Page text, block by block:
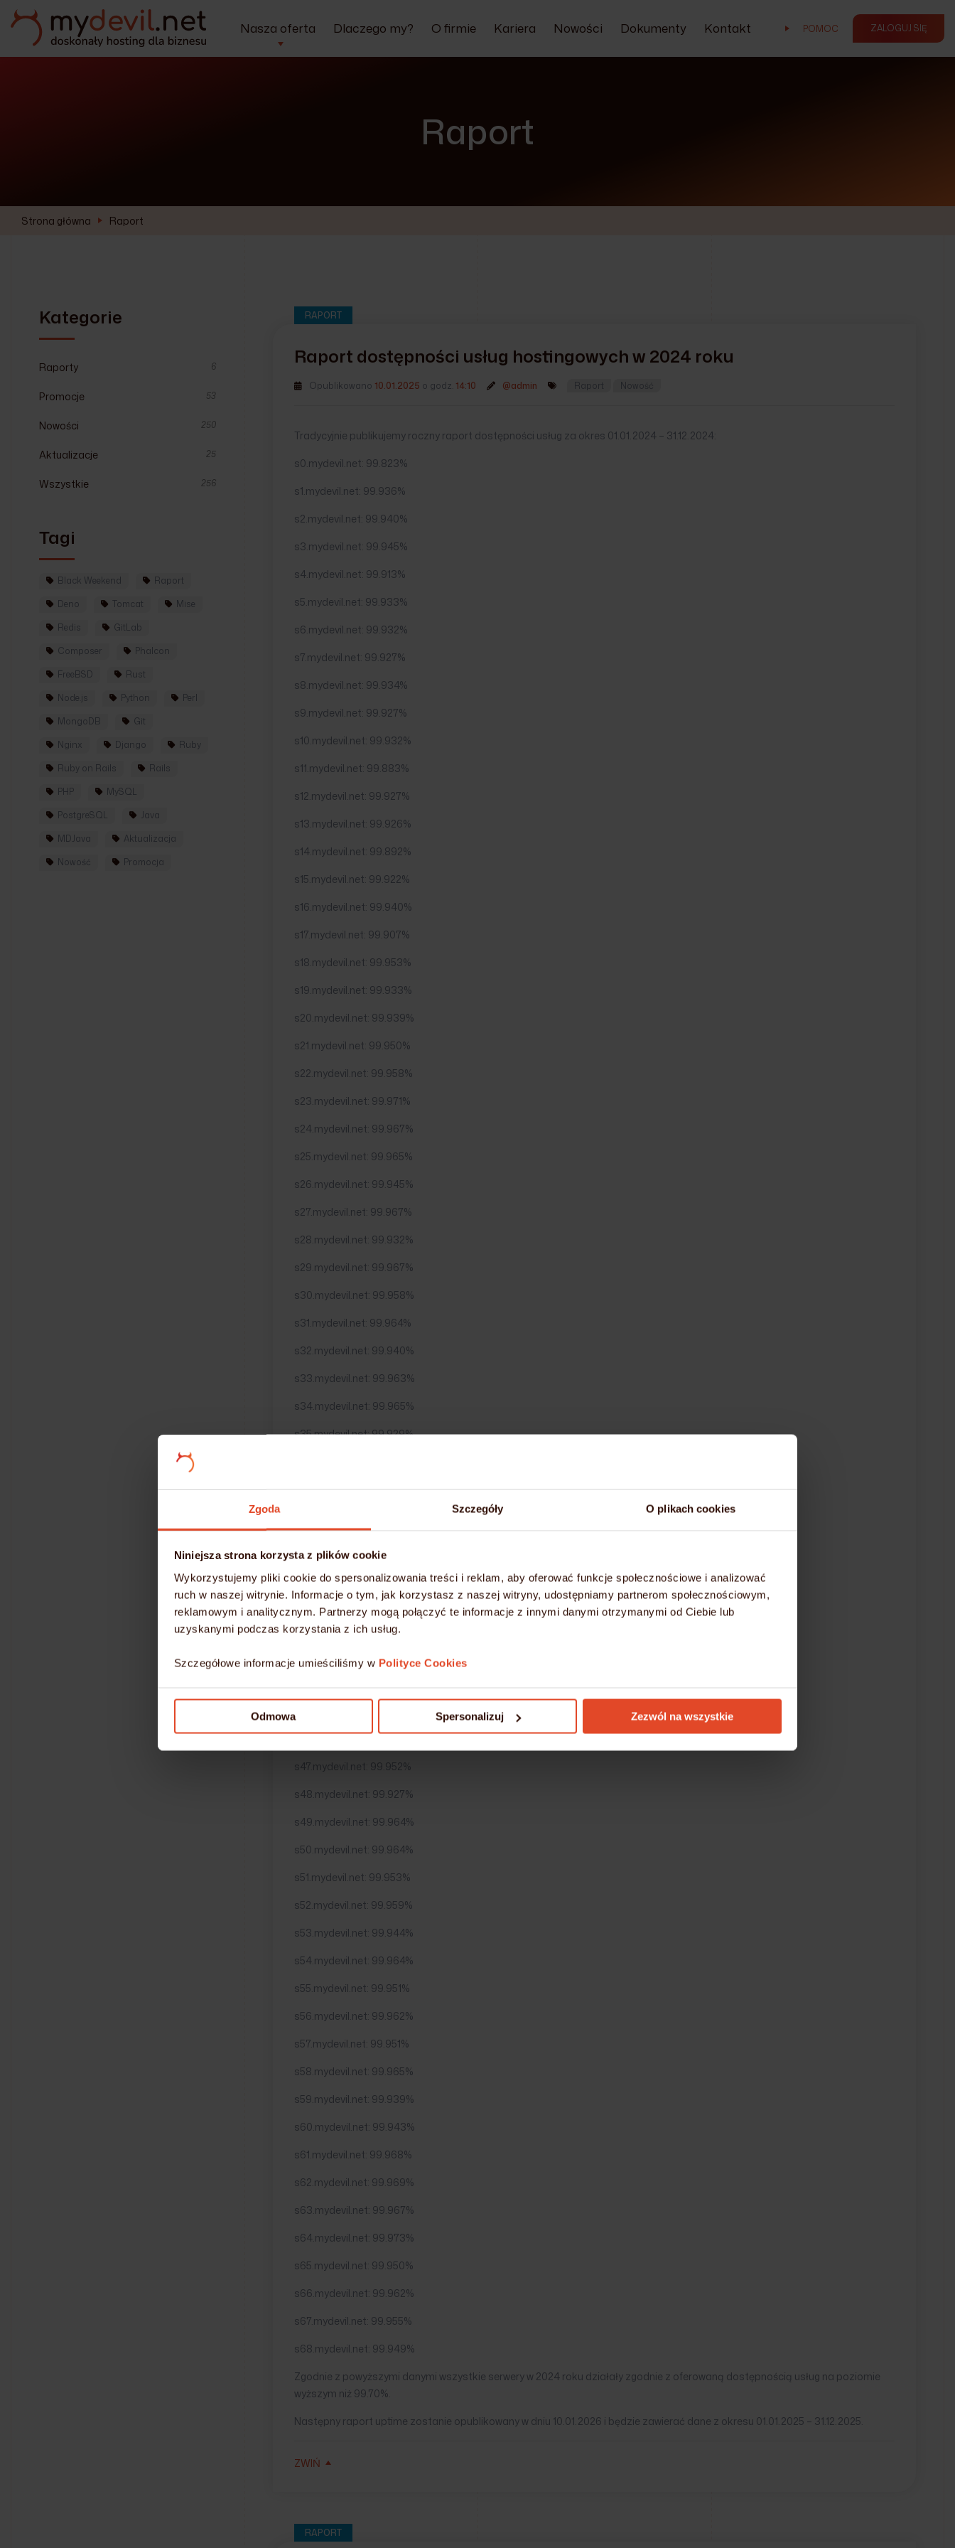
Zgoda Szczegóły O plikach cookies
Niniejsza strona korzysta z plików cookie
Wykorzystujemy pliki cookie do spersonalizowania treści i reklam, aby oferować funkcje społecznościowe i analizować
ruch w naszej witrynie. Informacje o tym, jak korzystasz z naszej witryny, udostępniamy partnerom społecznościowym,
reklamowym i analitycznym. Partnerzy mogą połączyć te informacje z innymi danymi otrzymanymi od Ciebie lub
uzyskanymi podczas korzystania z ich usług.
Szczegółowe informacje umieściliśmy w Polityce Cookies
Odmowa Spersonalizuj Zezwól na wszystkie
Nasza oferta Dlaczego my? O firmie Kariera Nowości Dokumenty Kontakt POMOC ZALOGUJ SIĘ
Raport
Strona główna Raport
RAPORT
Raport dostępności usług hostingowych w 2024 roku
Opublikowano 10.01.2025 o godz. 14:10 @admin Raport Nowość
Tradycyjnie publikujemy roczny raport dostępności usług za okres 01.01.2024 – 31.12.2024:
s0.mydevil.net: 99.823%
s1.mydevil.net: 99.936%
s2.mydevil.net: 99.940%
s3.mydevil.net: 99.945%
s4.mydevil.net: 99.913%
s5.mydevil.net: 99.933%
s6.mydevil.net: 99.932%
s7.mydevil.net: 99.927%
s8.mydevil.net: 99.934%
s9.mydevil.net: 99.927%
s10.mydevil.net: 99.932%
s11.mydevil.net: 99.883%
s12.mydevil.net: 99.927%
s13.mydevil.net: 99.926%
s14.mydevil.net: 99.892%
s15.mydevil.net: 99.922%
s16.mydevil.net: 99.940%
s17.mydevil.net: 99.907%
s18.mydevil.net: 99.953%
s19.mydevil.net: 99.933%
s20.mydevil.net: 99.939%
s21.mydevil.net: 99.950%
s22.mydevil.net: 99.958%
s23.mydevil.net: 99.971%
s24.mydevil.net: 99.967%
s25.mydevil.net: 99.965%
s26.mydevil.net: 99.945%
s27.mydevil.net: 99.967%
s28.mydevil.net: 99.932%
s29.mydevil.net: 99.967%
s30.mydevil.net: 99.958%
s31.mydevil.net: 99.964%
s32.mydevil.net: 99.940%
s33.mydevil.net: 99.963%
s34.mydevil.net: 99.965%
s35.mydevil.net: 99.929%
s37.mydevil.net: 99.895%
s40.mydevil.net: 99.910%
s41.mydevil.net: 99.920%
s42.mydevil.net: 99.903%
s46.mydevil.net: 99.950%
s47.mydevil.net: 99.952%
s48.mydevil.net: 99.927%
s49.mydevil.net: 99.964%
s50.mydevil.net: 99.964%
s51.mydevil.net: 99.953%
s52.mydevil.net: 99.959%
s53.mydevil.net: 99.944%
s54.mydevil.net: 99.964%
s55.mydevil.net: 99.951%
s56.mydevil.net: 99.962%
s57.mydevil.net: 99.951%
s58.mydevil.net: 99.965%
s59.mydevil.net: 99.939%
s60.mydevil.net: 99.943%
s61.mydevil.net: 99.968%
s62.mydevil.net: 99.969%
s63.mydevil.net: 99.967%
s64.mydevil.net: 99.973%
s65.mydevil.net: 99.950%
s66.mydevil.net: 99.962%
s67.mydevil.net: 99.955%
s68.mydevil.net: 99.949%
Zgodnie z powyższymi danymi wszystkie serwery w 2024 roku działały zgodnie z oferowaną dostępnością usług na poziomie
wyższym niż 99.70%.
Następny raport uptime zostanie opublikowany w dniu 10.01.2026 i będzie zawierać dane z okresu 01.01.2025 – 31.12.2025.
ZWIŃ
RAPORT
Kategorie
Raporty 6
Promocje 53
Nowości 250
Aktualizacje 25
Wszystkie 256
Tagi
Black Weekend
Raport
Deno
Tomcat
Mise
Redis
GitLab
Composer
Phalcon
FreeBSD
Rust
Node.js
Python
Perl
MongoDB
Git
Nginx
Django
Ruby
Ruby on Rails
Rails
PHP
MySQL
PostgreSQL
Java
MDJava
Aktualizacja
Nowość
Promocja